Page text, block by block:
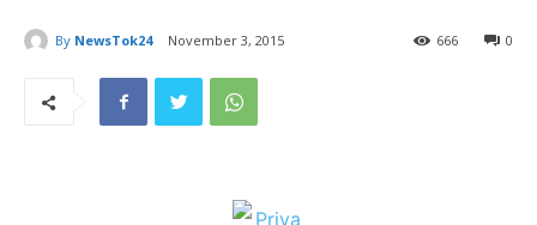
By NewsTok24 November 3, 2015 0
666